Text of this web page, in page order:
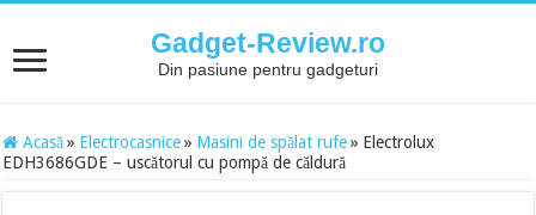
Gadget-Review.ro
Din pasiune pentru gadgeturi
Acasă » Electrocasnice » Masini de spălat rufe » Electrolux
EDH3686GDE – uscătorul cu pompă de căldură